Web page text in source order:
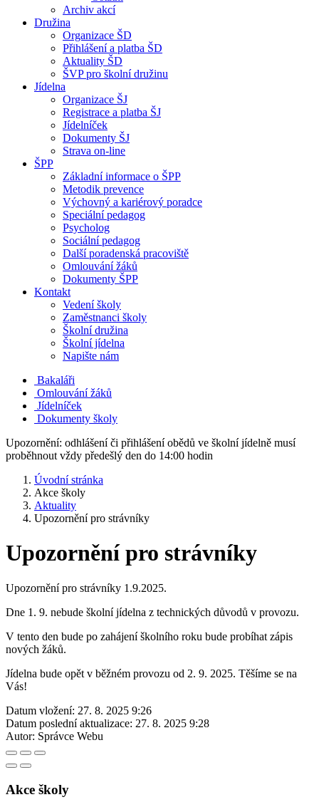
Archiv akcí
Družina
Organizace ŠD
Přihlášení a platba ŠD
Aktuality ŠD
ŠVP pro školní družinu
Jídelna
Organizace ŠJ
Registrace a platba ŠJ
Jídelníček
Dokumenty ŠJ
Strava on-line
ŠPP
Základní informace o ŠPP
Metodik prevence
Výchovný a kariérový poradce
Speciální pedagog
Psycholog
Sociální pedagog
Další poradenská pracoviště
Omlouvání žáků
Dokumenty ŠPP
Kontakt
Vedení školy
Zaměstnanci školy
Školní družina
Školní jídelna
Napište nám
Bakaláři
Omlouvání žáků
Jídelníček
Dokumenty školy
Upozornění: odhlášení či přihlášení obědů ve školní jídelně musí
proběhnout vždy předešlý den do 14:00 hodin
Úvodní stránka
Akce školy
Aktuality
Upozornění pro strávníky
Upozornění pro strávníky
Upozornění pro strávníky 1.9.2025.
Dne 1. 9. nebude školní jídelna z technických důvodů v provozu.
V tento den bude po zahájení školního roku bude probíhat zápis
nových žáků.
Jídelna bude opět v běžném provozu od 2. 9. 2025. Těšíme se na
Vás!
Datum vložení: 27. 8. 2025 9:26
Datum poslední aktualizace: 27. 8. 2025 9:28
Autor: Správce Webu
Akce školy